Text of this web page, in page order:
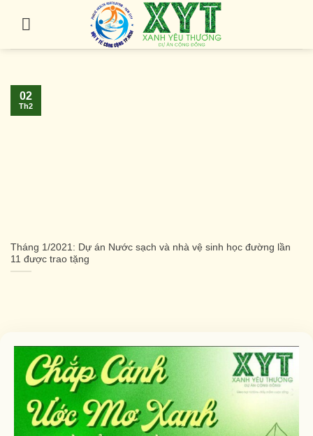
Tháng 1/2021: Dự án Nước sạch và nhà vệ sinh học đường lần
11 được trao tặng
02
Th2